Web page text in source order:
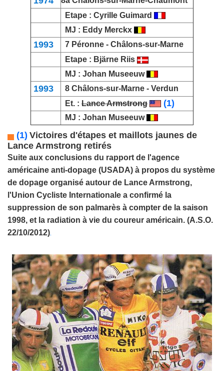
Etape : Cyrille Guimard
MJ : Eddy Merckx
1993 7 Péronne - Châlons-sur-Marne
Etape : Bjärne Riis
MJ : Johan Museeuw
1993 8 Châlons-sur-Marne - Verdun
Et. : Lance Armstrong (1)
MJ : Johan Museeuw
(1) Victoires d'étapes et maillots jaunes de
Lance Armstrong retirés
Suite aux conclusions du rapport de l'agence
américaine anti-dopage (USADA) à propos du système
de dopage organisé autour de Lance Armstrong,
l'Union Cycliste Internationale a confirmé la
suppression de son palmarès à compter de la saison
1998, et la radiation à vie du coureur américain. (A.S.O.
22/10/2012)